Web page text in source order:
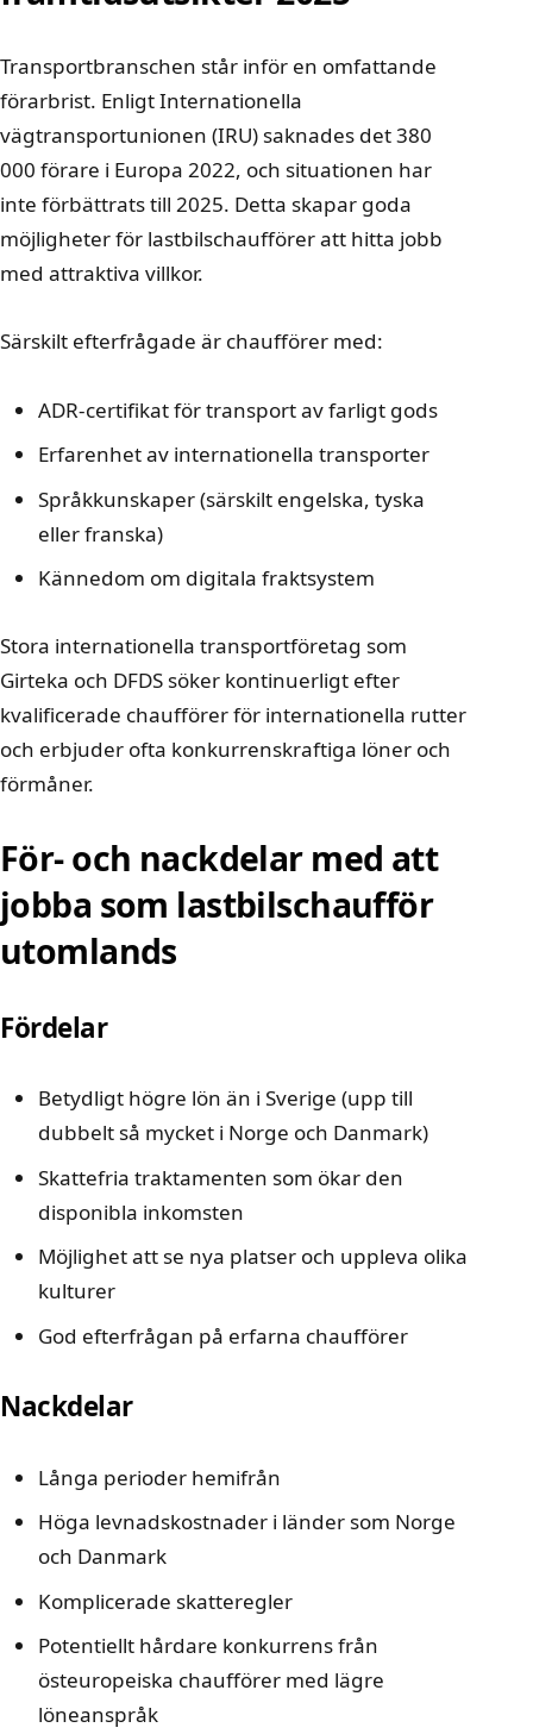
Transportbranschen står inför en omfattande
förarbrist. Enligt Internationella
vägtransportunionen (IRU) saknades det 380
000 förare i Europa 2022, och situationen har
inte förbättrats till 2025. Detta skapar goda
möjligheter för lastbilschaufförer att hitta jobb
med attraktiva villkor.
Särskilt efterfrågade är chaufförer med:
ADR-certifikat för transport av farligt gods
Erfarenhet av internationella transporter
Språkkunskaper (särskilt engelska, tyska
eller franska)
Kännedom om digitala fraktsystem
Stora internationella transportföretag som
Girteka och DFDS söker kontinuerligt efter
kvalificerade chaufförer för internationella rutter
och erbjuder ofta konkurrenskraftiga löner och
förmåner.
För- och nackdelar med att
jobba som lastbilschaufför
utomlands
Fördelar
Betydligt högre lön än i Sverige (upp till
dubbelt så mycket i Norge och Danmark)
Skattefria traktamenten som ökar den
disponibla inkomsten
Möjlighet att se nya platser och uppleva olika
kulturer
God efterfrågan på erfarna chaufförer
Nackdelar
Långa perioder hemifrån
Höga levnadskostnader i länder som Norge
och Danmark
Komplicerade skatteregler
Potentiellt hårdare konkurrens från
östeuropeiska chaufförer med lägre
löneanspråk